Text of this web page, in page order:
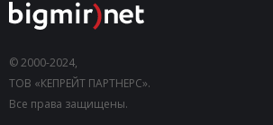
© 2000-2024,
ТОВ «КЕПРЕЙТ ПАРТНЕРС».
Все права защищены.